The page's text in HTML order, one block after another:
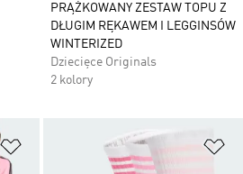
PRĄŻKOWANY ZESTAW TOPU Z
DŁUGIM RĘKAWEM I LEGGINSÓW
WINTERIZED
Dziecięce Originals
2 kolory
Dodaj do listy życzeń